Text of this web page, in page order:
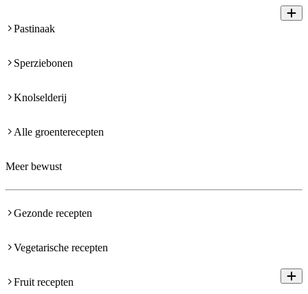
Pastinaak
Sperziebonen
Knolselderij
Alle groenterecepten
Meer bewust
Gezonde recepten
Vegetarische recepten
Fruit recepten